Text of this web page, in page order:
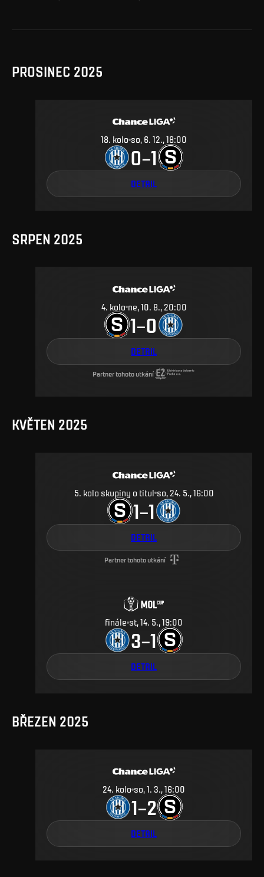
PROSINEC 2025
18. kolo so, 6. 12., 18:00
0–1
DETAIL
SRPEN 2025
4. kolo ne, 10. 8., 20:00
1–0
DETAIL
Partner tohoto utkání
KVĚTEN 2025
5. kolo skupiny o titul so, 24. 5., 16:00
1–1
DETAIL
Partner tohoto utkání
finále st, 14. 5., 19:00
3–1
DETAIL
BŘEZEN 2025
24. kolo so, 1. 3., 16:00
1–2
DETAIL